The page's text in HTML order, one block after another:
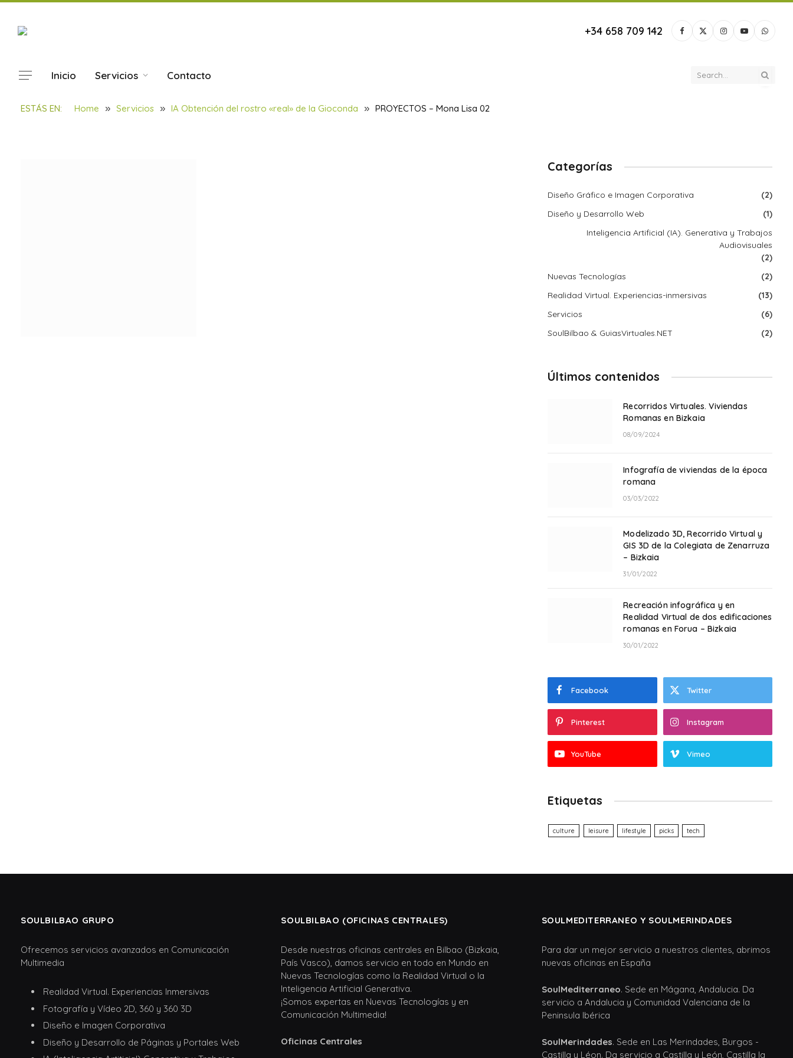
+34 658 709 142 Facebook
X
Instagram
YouTube
Inicio Servicios Contacto
ESTÁS EN: Home » Servicios » IA Obtención del rostro «real» de la Gioconda » PROYECTOS – Mona Lisa 02
PROYECTOS – Mona Lisa 02
BY SOULBILBAO 30/01/2022 1 MIN READ
Categorías
Diseño Gráfico e Imagen Corporativa
(2)
Diseño y Desarrollo Web
(1)
Inteligencia Artificial (IA). Generativa y Trabajos
Audiovisuales
(2)
Nuevas Tecnologías
(2)
Realidad Virtual. Experiencias-inmersivas
(13)
Servicios
(6)
SoulBilbao & GuiasVirtuales.NET
(2)
Últimos contenidos
Recorridos Virtuales. Viviendas
Romanas en Bizkaia
08/09/2024
Infografía de viviendas de la época
romana
03/03/2022
Modelizado 3D, Recorrido Virtual y
GIS 3D de la Colegiata de Zenarruza
– Bizkaia
31/01/2022
Recreación infográfica y en
Realidad Virtual de dos edificaciones
romanas en Forua – Bizkaia
30/01/2022
Facebook Twitter
Pinterest Instagram
YouTube Vimeo
Etiquetas
culture leisure lifestyle picks tech
SOULBILBAO GRUPO
Ofrecemos servicios avanzados en Comunicación
Multimedia
Realidad Virtual. Experiencias Inmersivas
Fotografía y Vídeo 2D, 360 y 360 3D
Diseño e Imagen Corporativa
Diseño y Desarrollo de Páginas y Portales Web
SOULBILBAO (OFICINAS CENTRALES)
Desde nuestras oficinas centrales en Bilbao (Bizkaia,
País Vasco), damos servicio en todo en Mundo en
Nuevas Tecnologías como la Realidad Virtual o la
Inteligencia Artificial Generativa.
¡Somos expertas en Nuevas Tecnologías y en
Comunicación Multimedia!
Oficinas Centrales
SOULMEDITERRANEO Y SOULMERINDADES
Para dar un mejor servicio a nuestros clientes, abrimos
nuevas oficinas en España
SoulMediterraneo. Sede en Mágana, Andalucia. Da
servicio a Andalucia y Comunidad Valenciana de la
Peninsula Ibérica
SoulMerindades. Sede en Las Merindades, Burgos -
Castilla y Léon. Da servicio a Castilla y León, Castilla la